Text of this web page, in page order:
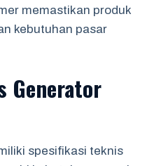
memastikan produk
kebutuhan pasar
Generator
spesifikasi teknis